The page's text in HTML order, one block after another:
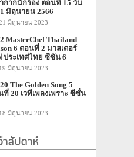
กากนักร้อง ตอนที่ 15 วัน
มิถุนายน 2566
มิถุนายน 2023
MasterChef Thailand
6 ตอนที่ 2 มาสเตอร์
ประเทศไทย ซีซัน 6
มิถุนายน 2023
The Golden Song 5
ที่ 20 เวทีเพลงเพราะ ซีซั่น
มิถุนายน 2023
สัปดาห์